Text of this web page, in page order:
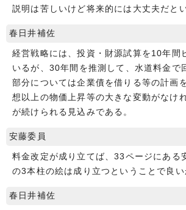
説明は苦しいけど将来的には大丈夫だと
春日井補佐
経営戦略には、投資・財源試算を10年間
いるが、30年間を推測して、水道料金で
部分については企業債を借りる等の計画
想以上の物価上昇等の大きな変動がなけ
が続けられる見込みである。
安藤委員
料金改定が成り立てば、33ページにある
の3本柱の絵は成り立つということで良い
春日井補佐